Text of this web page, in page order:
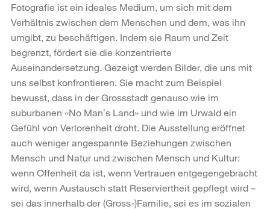
Fotografie ist ein ideales Medium, um sich mit dem
Verhältnis zwischen dem Menschen und dem, was ihn
umgibt, zu beschäftigen. Indem sie Raum und Zeit
begrenzt, fördert sie die konzentrierte
Auseinandersetzung. Gezeigt werden Bilder, die uns mit
uns selbst konfrontieren. Sie macht zum Beispiel
bewusst, dass in der Grossstadt genauso wie im
suburbanen «No Manʼs Land» und wie im Urwald ein
Gefühl von Verlorenheit droht. Die Ausstellung eröffnet
auch weniger angespannte Beziehungen zwischen
Mensch und Natur und zwischen Mensch und Kultur:
wenn Offenheit da ist, wenn Vertrauen entgegengebracht
wird, wenn Austausch statt Reserviertheit gepflegt wird –
sei das innerhalb der (Gross-)Familie, sei es im sozialen